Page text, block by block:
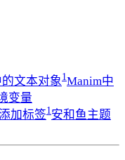
文本对象1Manim中
变量
加标签1安和鱼主题